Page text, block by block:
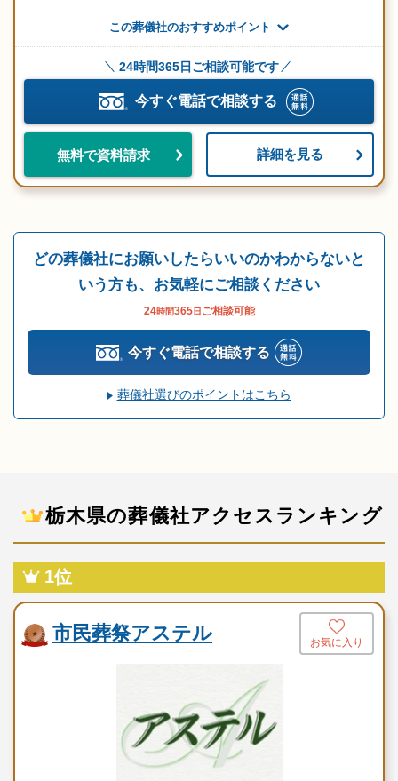
この葬儀社のおすすめポイント
24時間365日ご相談可能です
今すぐ電話で相談する
無料で資料請求 詳細を見る
どの葬儀社にお願いしたらいいのかわからないと
いう方も、お気軽にご相談ください
24時間365日 ご相談可能
今すぐ電話で相談する
葬儀社選びのポイントはこちら
栃木県の葬儀社アクセスランキング
1位
市民葬祭アステル お気に入り